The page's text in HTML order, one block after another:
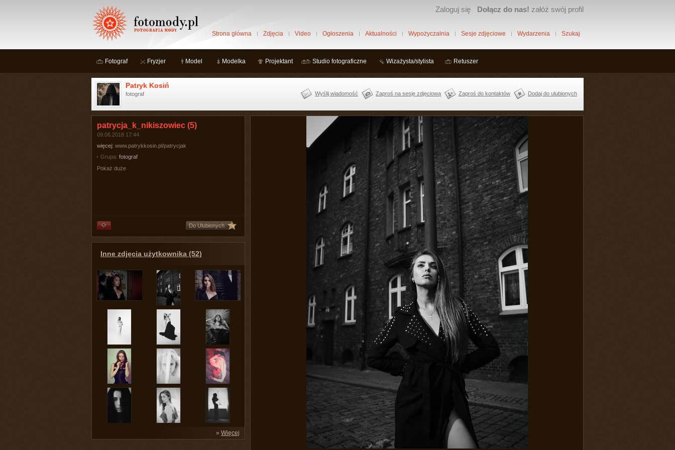
Zaloguj się Dołącz do nas! załóż swój profil
Strona główna Zdjęcia Video Ogłoszenia Aktualności Wypożyczalnia Sesje zdjęciowe Wydarzenia Szukaj
Fotograf Fryzjer Model Modelka Projektant Studio fotograficzne Wizażysta/stylista Retuszer
Patryk Kosiń
fotograf Wyślij wiadomość Zaproś na sesję zdjęciową Zaproś do kontaktów Dodaj do ulubionych
patrycja_k_nikiszowiec (5)
09.06.2018 17:44
więcej: www.patrykkosin.pl/patrycjak
Grupa: fotograf
Pokaż duże
Do Ulubionych
Inne zdjęcia użytkownika (52)
» Więcej